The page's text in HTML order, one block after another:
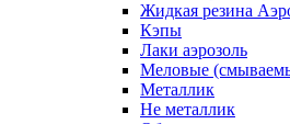
Жидкая резина
Кэпы
Лаки аэрозоль
Меловые
Металлик
Не металлик